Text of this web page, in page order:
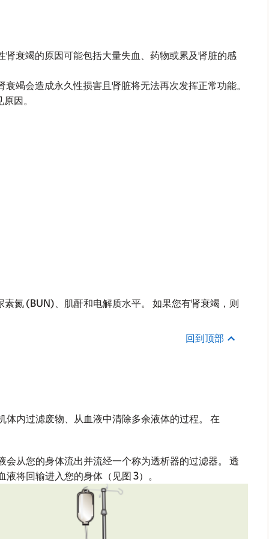
衰竭的原因可能包括大量失血、药物或累及肾脏的感
竭会造成永久性损害且肾脏将无法再次发挥正常功能。
因。
氮 (BUN)、肌酐和电解质水平。 如果您有肾衰竭，则
回到顶部
内过滤废物、从血液中清除多余液体的过程。 在
从您的身体流出并流经一个称为透析器的过滤器。 透
将回输进入您的身体（见图 3）。